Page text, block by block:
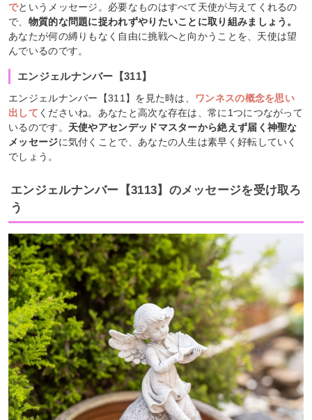
でというメッセージ。必要なものはすべて天使が与えてくれるの
で、 物質的な問題に捉われずやりたいことに取り組みましょう。
あなたが何の縛りもなく自由に挑戦へと向かうことを、天使は望
んでいるのです。
エンジェルナンバー【311】
エンジェルナンバー【311】を見た時は、
ワンネスの概念を思い
出して くださいね。あなたと高次な存在は、常に1つにつながって
いるのです。 天使やアセンデッドマスターから絶えず届く神聖な
メッセージに気付くことで、あなたの人生は素早く好転していく
でしょう。
エンジェルナンバー【3113】のメッセージを受け取ろ
う